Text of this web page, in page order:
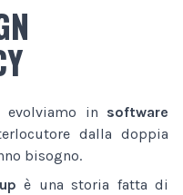
evolviamo in software
dalla doppia
bisogno.
è una storia fatta di